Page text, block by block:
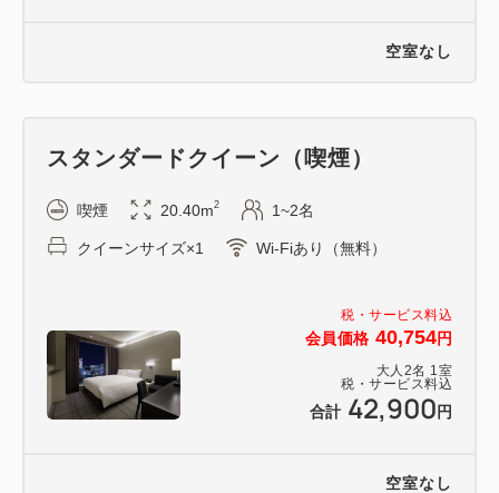
【お時間】 6：30～10：00 （ラストオーダー
9：30）
■東京都宿泊税について
京都宿泊税を徴収させていただきます。
※宿泊料金（税別・素泊まり）が1人1泊あたり
10000円～14999円：100円、15000円～：200円
空室なし
税・サービス料込
会員価格 40,754円
大人 2名 1 室
税・サービス料込
合計 42,900円
スタンダードクイーン（喫煙）
喫煙 20.40m2 1~2名
クイーンサイズ×1 Wi-Fiあり（無料）
空室なし